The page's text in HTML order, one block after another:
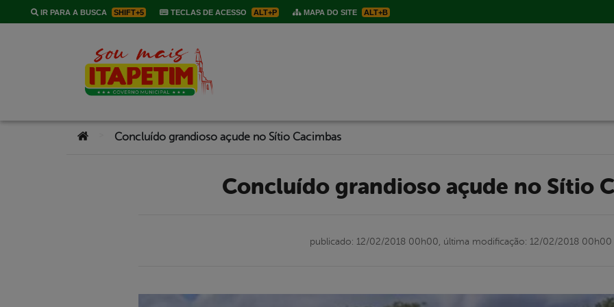
IR PARA A BUSCA SHIFT+5 TECLAS DE ACESSO ALT+P MAPA DO SITE ALT+B
Você está aqui:Concluído grandioso açude no Sítio Cacimbas
Concluído grandioso açude no Sítio
publicado: 12/02/2018 00h00, última modificação: 12/02/2018 00h00